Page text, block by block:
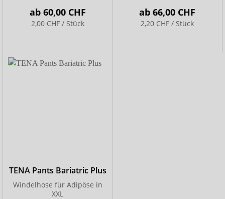
ab 60,00 CHF
2,00 CHF / Stück
ab66,00 CHF
2,20 CHF / Stück
TENA Pants Bariatric Plus
Windelhose für Adipöse in
XXL